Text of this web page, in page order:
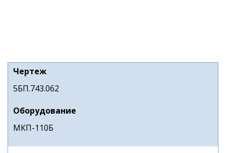
Чертеж
5БП.743.062
Оборудование
МКП-110Б